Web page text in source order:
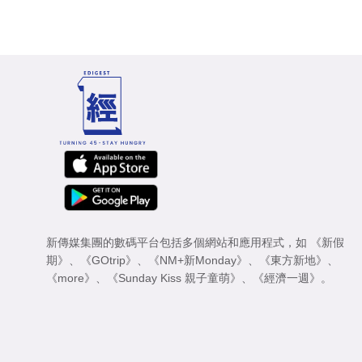
新傳媒集團的數碼平台包括多個網站和應用程式，如
《新假
期》
《GOtrip》 《NM+新Monday》 《東方新地》
《more》
《Sunday Kiss 親子童萌》 《經濟一週》 。